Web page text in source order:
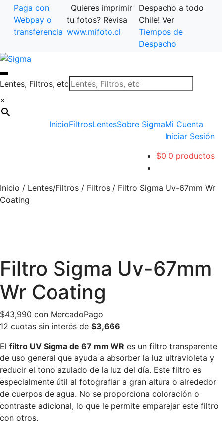
Paga con
Webpay o
transferencia
Quieres imprimir
tu fotos? Revisa
www.mifoto.cl
Despacho a todo
Chile! Ver
Tiempos de
Despacho
Ir
la
Saltar
contenido
Lentes, Filtros, etc
×
InicioFiltrosLentesSobre SigmaMi Cuenta
Iniciar Sesión
$0 0 productos
Inicio / Lentes/Filtros / Filtros / Filtro Sigma Uv-67mm Wr
Coating
Filtro Sigma Uv-67mm
Wr Coating
$43,990 con MercadoPago
12 cuotas sin interés de $3,666
El filtro UV Sigma de 67 mm WR es un filtro transparente
de uso general que ayuda a absorber la luz ultravioleta y
reducir el tono azulado de la luz del día. Este filtro es
especialmente útil al fotografiar a gran altura o alrededor
de cuerpos de agua. No se proporciona coloración o
contraste adicional, lo que le permite emparejar este filtro
con otros.